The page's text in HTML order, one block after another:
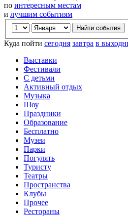
по интересным местам
и лучшим событиям
Куда пойти сегодня завтра в
Выставки
Фестивали
С детьми
Активный отдых
Музыка
Шоу
Праздники
Образование
Бесплатно
Музеи
Парки
Погулять
Туристу
Театры
Пространства
Клубы
Прочее
Рестораны